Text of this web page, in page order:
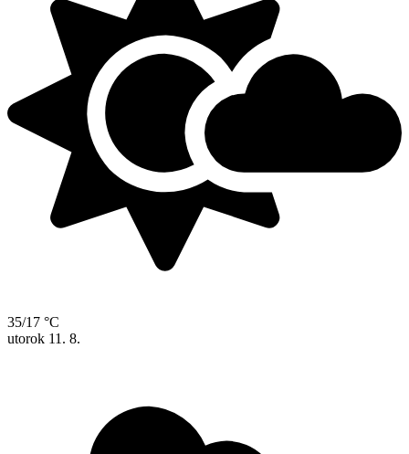
35/17 °C
utorok 11. 8.